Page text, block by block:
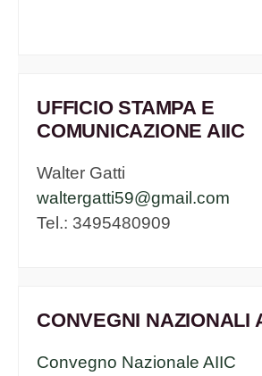
UFFICIO STAMPA E
COMUNICAZIONE AIIC
Walter Gatti
waltergatti59@gmail.com
Tel.: 3495480909
CONVEGNI NAZIONALI
Convegno Nazionale AIIC